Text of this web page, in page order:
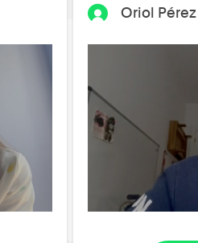
Oriol